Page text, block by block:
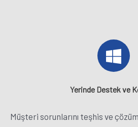
Yerinde Destek ve
Müşteri sorunlarını teşhis ve